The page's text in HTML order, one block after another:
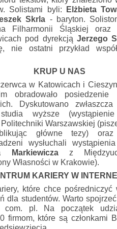
Solistami byli: Elżbieta
Skrla - baryton.
Filharmonii Śląskiej
pod dyrekcją Jerzego
nie ostatni przykład
KRUP U NAS
w Katowicach i
obradowało posiedzenie
Dyskutowano
studia wyższe
Warszawskiej
główne tezy) oraz
wysłuchali
z
Własności w Krakowie).
KARIERY W
które chce
dla studentów. Warto
com. pl. Na początek
firmom, które są członkami